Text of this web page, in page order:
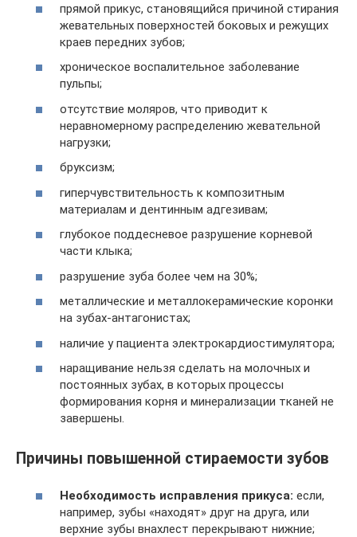
прямой прикус, становящийся причиной стирания
жевательных поверхностей боковых и режущих
краев передних зубов;
хроническое воспалительное заболевание
пульпы;
отсутствие моляров, что приводит к
неравномерному распределению жевательной
нагрузки;
бруксизм;
гиперчувствительность к композитным
материалам и дентинным адгезивам;
глубокое поддесневое разрушение корневой
части клыка;
разрушение зуба более чем на 30%;
металлические и металлокерамические коронки
на зубах-антагонистах;
наличие у пациента электрокардиостимулятора;
наращивание нельзя сделать на молочных и
постоянных зубах, в которых процессы
формирования корня и минерализации тканей не
завершены.
Причины повышенной стираемости зубов
Необходимость исправления прикуса: если,
например, зубы «находят» друг на друга, или
верхние зубы внахлест перекрывают нижние;